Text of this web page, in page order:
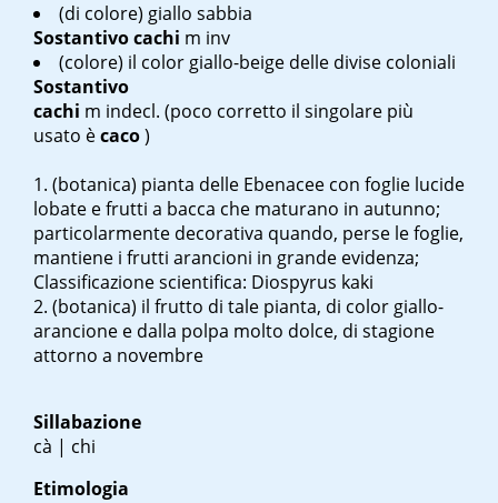
(di colore) giallo sabbia
Sostantivocachi m inv
(colore) il color giallo-beige delle divise coloniali
Sostantivo
cachi m indecl. (poco corretto il singolare più
usato ècaco)
(botanica) pianta delle Ebenacee con foglie lucide
lobate e frutti a bacca che maturano in autunno;
particolarmente decorativa quando, perse le foglie,
mantiene i frutti arancioni in grande evidenza;
Classificazione scientifica: Diospyrus kaki
(botanica) il frutto di tale pianta, di color giallo-
arancione e dalla polpa molto dolce, di stagione
attorno a novembre
Sillabazione
cà | chi
Etimologia